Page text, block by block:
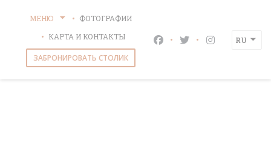
МЕНЮ
ФОТОГРАФИИ
КАРТА И КОНТАКТЫ
ЗАБРОНИРОВАТЬ СТОЛИК
Facebook
TwitterInstagram
RU